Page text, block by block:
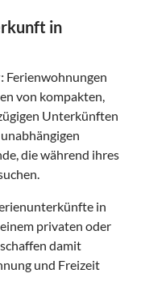
in
Ferienwohnungen
von kompakten,
Unterkünften
die während ihres
in
privaten oder
damit
und Freizeit